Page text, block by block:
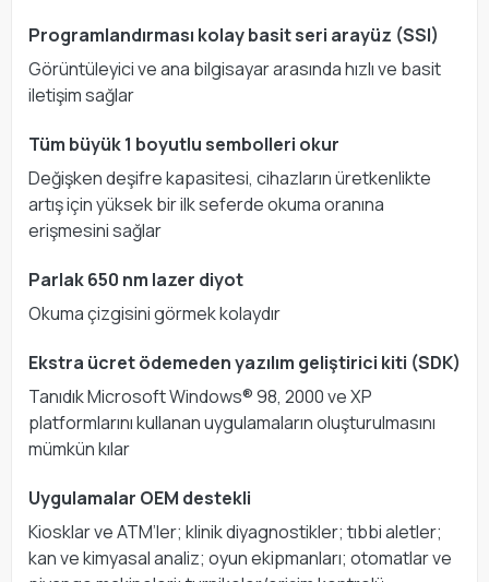
Programlandırması kolay basit seri arayüz (SSI)
Görüntüleyici ve ana bilgisayar arasında hızlı ve basit
iletişim sağlar
Tüm büyük 1 boyutlu sembolleri okur
Değişken deşifre kapasitesi, cihazların üretkenlikte
artış için yüksek bir ilk seferde okuma oranına
erişmesini sağlar
Parlak 650 nm lazer diyot
Okuma çizgisini görmek kolaydır
Ekstra ücret ödemeden yazılım geliştirici kiti (SDK)
Tanıdık Microsoft Windows® 98, 2000 ve XP
platformlarını kullanan uygulamaların oluşturulmasını
mümkün kılar
Uygulamalar OEM destekli
Kiosklar ve ATM’ler; klinik diyagnostikler; tıbbi aletler;
kan ve kimyasal analiz; oyun ekipmanları; otomatlar ve